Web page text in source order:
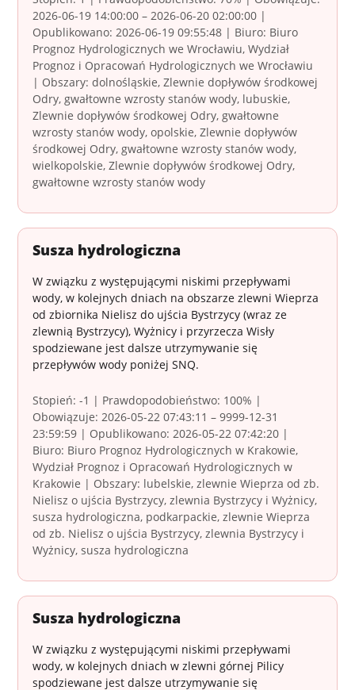
2026-06-19 14:00:00 – 2026-06-20 02:00:00 |
Opublikowano: 2026-06-19 09:55:48 | Biuro: Biuro
Prognoz Hydrologicznych we Wrocławiu, Wydział
Prognoz i Opracowań Hydrologicznych we Wrocławiu
| Obszary: dolnośląskie, Zlewnie dopływów środkowej
Odry, gwałtowne wzrosty stanów wody, lubuskie,
Zlewnie dopływów środkowej Odry, gwałtowne
wzrosty stanów wody, opolskie, Zlewnie dopływów
środkowej Odry, gwałtowne wzrosty stanów wody,
wielkopolskie, Zlewnie dopływów środkowej Odry,
gwałtowne wzrosty stanów wody
Susza hydrologiczna
W związku z występującymi niskimi przepływami
wody, w kolejnych dniach na obszarze zlewni Wieprza
od zbiornika Nielisz do ujścia Bystrzycy (wraz ze
zlewnią Bystrzycy), Wyżnicy i przyrzecza Wisły
spodziewane jest dalsze utrzymywanie się
przepływów wody poniżej SNQ.
Stopień: -1 | Prawdopodobieństwo: 100% |
Obowiązuje: 2026-05-22 07:43:11 – 9999-12-31
23:59:59 | Opublikowano: 2026-05-22 07:42:20 |
Biuro: Biuro Prognoz Hydrologicznych w Krakowie,
Wydział Prognoz i Opracowań Hydrologicznych w
Krakowie | Obszary: lubelskie, zlewnie Wieprza od zb.
Nielisz o ujścia Bystrzycy, zlewnia Bystrzycy i Wyżnicy,
susza hydrologiczna, podkarpackie, zlewnie Wieprza
od zb. Nielisz o ujścia Bystrzycy, zlewnia Bystrzycy i
Wyżnicy, susza hydrologiczna
Susza hydrologiczna
W związku z występującymi niskimi przepływami
wody, w kolejnych dniach w zlewni górnej Pilicy
spodziewane jest dalsze utrzymywanie się